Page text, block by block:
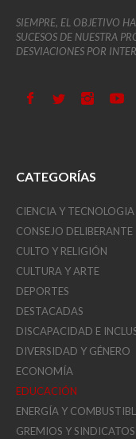
SIEMPRE, EL OBJETIVO
SUCESOS DE NUESTRA
DESVIACIONES POR
CATEGORÍAS
CIENCIA Y TECNOLOGIA
CONSEJO DELIBERANTE
CULTO Y RELIGIÓN
CULTURA Y ARTE
DEPORTES
DESTACADAS
DISCAPACIDAD E
DIVERSIDAD Y GÉNERO
ECONOMÍA
EDUCACIÓN
ENERGÍA Y
GREMIOS Y SINDICATOS